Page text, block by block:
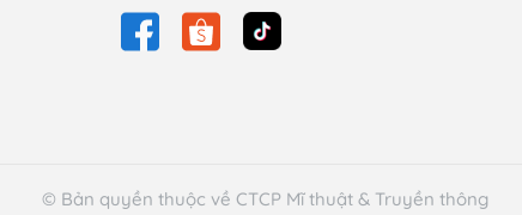
© Bản quyền thuộc về CTCP Mĩ thuật & Truyền thông